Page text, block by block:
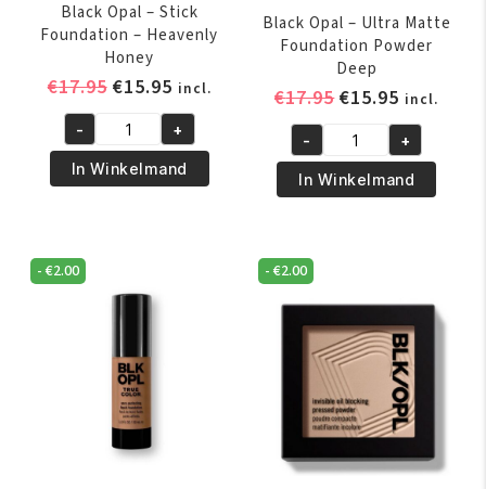
Black Opal – Stick
Foundation – Heavenly
Honey
€17.95 Oorspronkelijke
was:
€17.95.
€15.95Huidige
prijs
is:
€15.95.
incl.
Black
Opal
-
-
Heavenly
- +
In Winkelmand
Black Opal – Ultra Matte
Foundation Powder
Deep
€17.95
was:
€17.95.
€15.95 Huidige
prijs
is:
€15.95.
incl.
Black
Opal
-
Matte
Foundation
Powder
Deep
aantal
- +
In Winkelmand
-€2.00 -€2.00